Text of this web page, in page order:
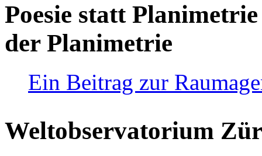
Poesie statt
der Planimetrie
Ein Beitrag zur
Weltobservatorium